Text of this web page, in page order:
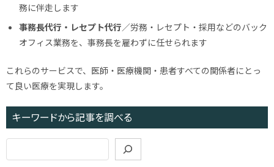
務に伴走します
事務長代行・レセプト代行／労務・レセプト・採用などのバック
オフィス業務を、事務長を雇わずに任せられます
これらのサービスで、医師・医療機関・患者すべての関係者にとっ
て良い医療を実現します。
キーワードから記事を調べる
索